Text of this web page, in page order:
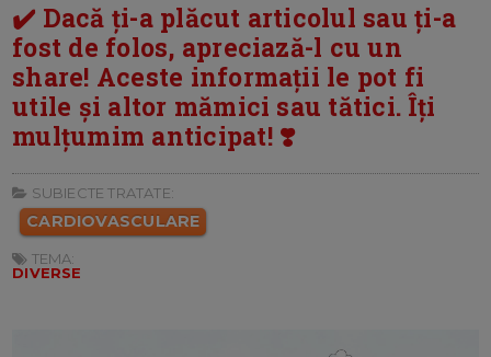
✔️ Dacă ți-a plăcut articolul sau ți-a
fost de folos, apreciază-l cu un
share! Aceste informații le pot fi
utile și altor mămici sau tătici. Îți
mulțumim anticipat! ❣️
SUBIECTE TRATATE:
CARDIOVASCULARE
TEMA:
DIVERSE